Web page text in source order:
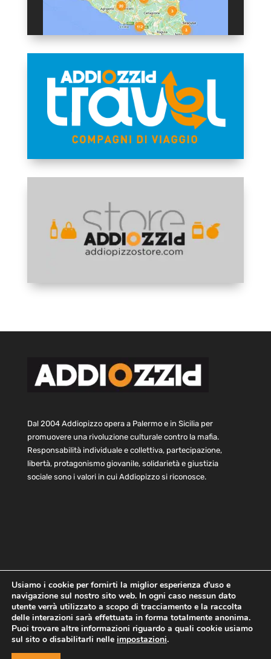
Dal 2004 Addiopizzo opera a Palermo e in Sicilia per
promuovere una rivoluzione culturale contro la mafia.
Responsabilità individuale e collettiva, partecipazione,
libertà, protagonismo giovanile, solidarietà e giustizia
sociale sono i valori in cui Addiopizzo si riconosce.
Home Statuto e bilancio
Contatti
Privacy
Cookie Child Protection Policy
Copyright © 2021 AddioPizzo | Tutti i diritti riservati | Sede
Usiamo i cookie per fornirti la miglior esperienza d'uso e
navigazione sul nostro sito web. In ogni caso nessun dato
utente verrà utilizzato a scopo di tracciamento e la raccolta
delle interazioni sarà effettuata in forma totalmente anonima.
Puoi trovare altre informazioni riguardo a quali cookie usiamo
sul sito o disabilitarli nelle impostazioni.